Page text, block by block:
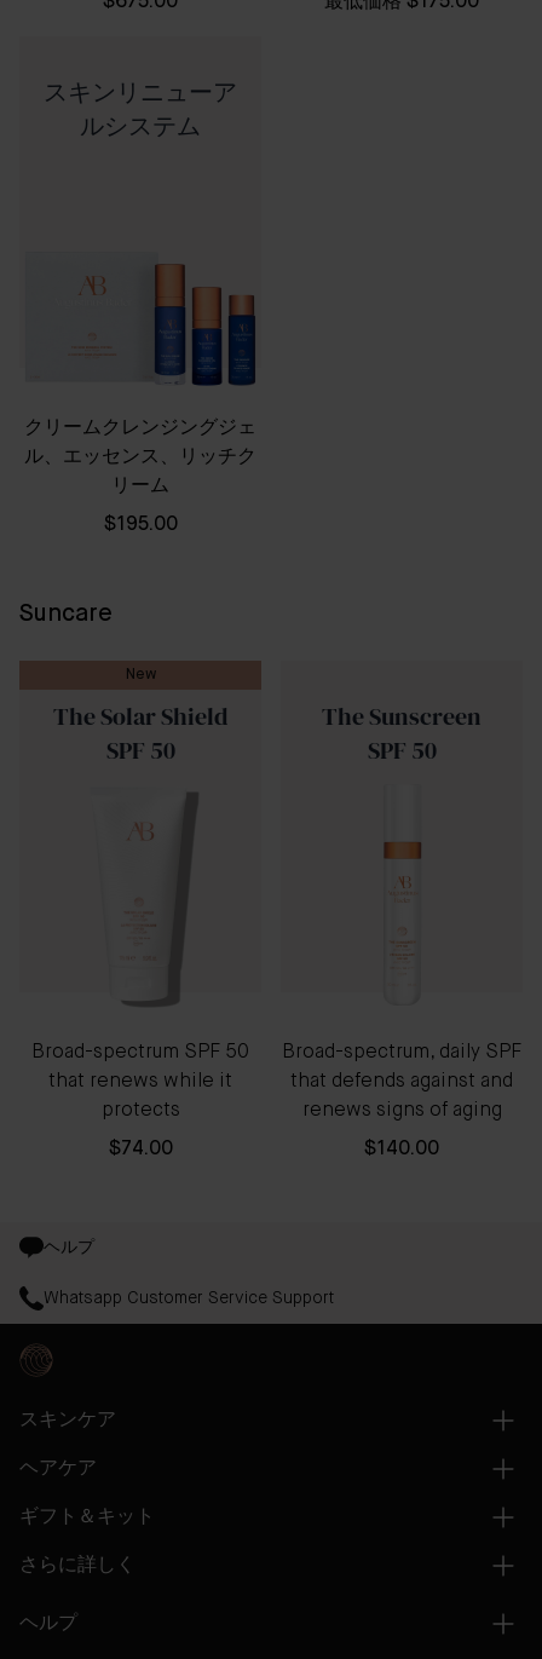
スキンリニューア
ルシステム
クリームクレンジングジェ
ル、エッセンス、リッチク
リーム
$195.00
Suncare
New
The Solar Shield
SPF 50
Broad-spectrum SPF 50
that renews while it
protects
$74.00
The Sunscreen
SPF 50
Broad-spectrum, daily SPF
that defends against and
renews signs of aging
$140.00
ヘルプ
Whatsapp Customer Service Support
スキンケア
ヘアケア
ギフト＆キット
さらに詳しく
ヘルプ